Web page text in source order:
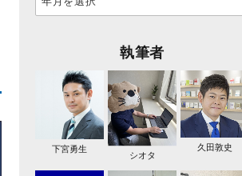
執筆者
下宮勇生
シオタ
久田敦史